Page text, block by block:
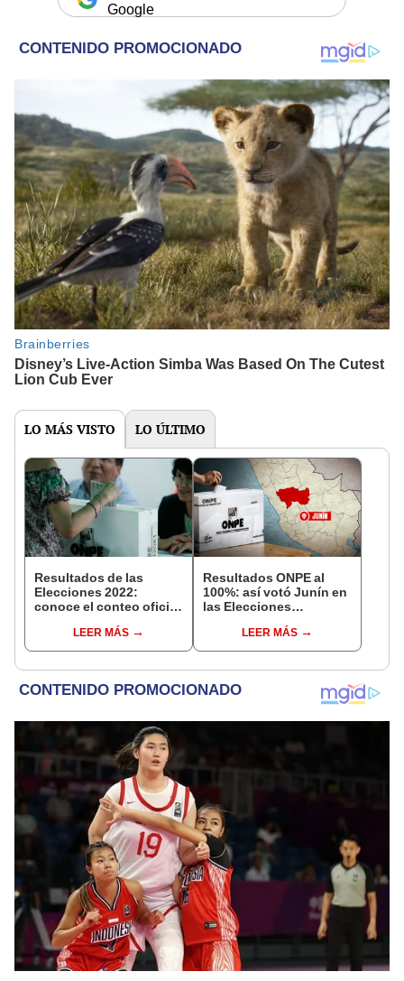
Google
LO MÁS VISTO LO ÚLTIMO
Resultados de las
Elecciones 2022:
conoce el conteo oficial
LEER MÁS
Resultados ONPE al
100%: así votó Junín en
las Elecciones
conteo oficial
LEER MÁS